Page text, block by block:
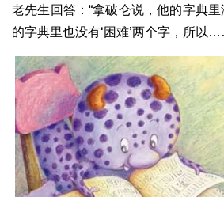
老先生回答：“拿破仑说，他的字典里
的字典里也没有‘困难’两个字，所以